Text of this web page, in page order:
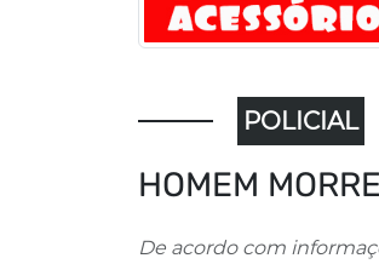
POLICIAL
HOMEM
De acordo com